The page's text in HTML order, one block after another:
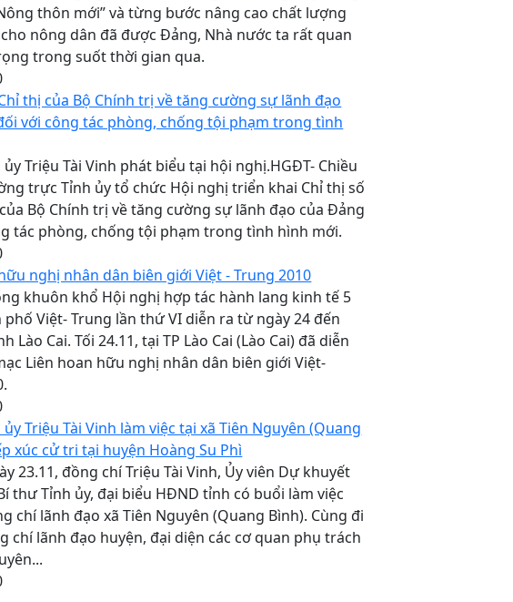
thôn mới” và từng bước nâng cao chất lượng
nông dân đã được Đảng, Nhà nước ta rất quan
trong suốt thời gian qua.
thị của Bộ Chính trị về tăng cường sự lãnh đạo
với công tác phòng, chống tội phạm trong tình
Triệu Tài Vinh phát biểu tại hội nghị.HGĐT- Chiều
trực Tỉnh ủy tổ chức Hội nghị triển khai Chỉ thị số
của Bộ Chính trị về tăng cường sự lãnh đạo của Đảng
tác phòng, chống tội phạm trong tình hình mới.
nghị nhân dân biên giới Việt - Trung 2010
khuôn khổ Hội nghị hợp tác hành lang kinh tế 5
Việt- Trung lần thứ VI diễn ra từ ngày 24 đến
Lào Cai. Tối 24.11, tại TP Lào Cai (Lào Cai) đã diễn
Liên hoan hữu nghị nhân dân biên giới Việt-
Triệu Tài Vinh làm việc tại xã Tiên Nguyên (Quang
xúc cử tri tại huyện Hoàng Su Phì
23.11, đồng chí Triệu Tài Vinh, Ủy viên Dự khuyết
thư Tỉnh ủy, đại biểu HĐND tỉnh có buổi làm việc
chí lãnh đạo xã Tiên Nguyên (Quang Bình). Cùng đi
chí lãnh đạo huyện, đại diện các cơ quan phụ trách